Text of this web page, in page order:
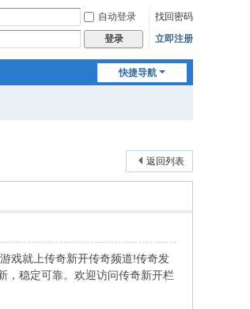
到
宽
自动登录
找回密码
登录 立即注册
快捷导航
返回列表
戏就上传奇新开传奇频道!传奇发
，稳定可靠。欢迎访问传奇新开栏